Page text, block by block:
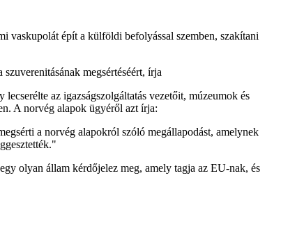
vaskupolát épít a külföldi befolyással szemben, szakítani
megsértéséért, írja
az igazságszolgáltatás vezetőit, múzeumok és
A norvég alapok ügyéről azt írja:
a norvég alapokról szóló megállapodást, amelynek
olyan állam kérdőjelez meg, amely tagja az EU-nak, és